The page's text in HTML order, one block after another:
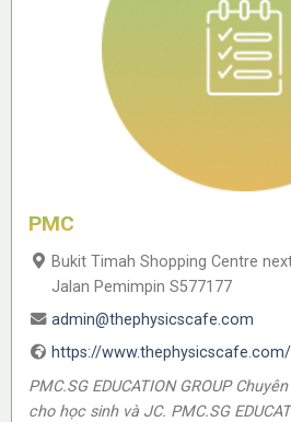
PMC
Bukit Timah Shopping Centre
Jalan Pemimpin S577177
admin@thephysicscafe.com
https://www.thephysicscafe.com/
PMC.SG EDUCATION GROUP
cho học sinh và JC. PMC.SG